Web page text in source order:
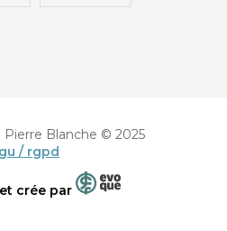
Blanche © 2025
/ rgpd
crée par